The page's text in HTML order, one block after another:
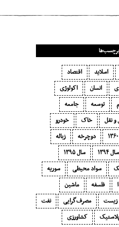
برچسب‌ها
اسلاید
اقتصاد
انسان
اکولوژی
توسعه
جامعه
نقل خاک
خودرو
دوچرخه
زباله
سال ۱۳۹۴
سال ۱۳۹۵
سواد محیطی
سوریه
فلسفه
ماشین
مصرف‌گرایی‬
نفت
پلاستیک
کشاورزی